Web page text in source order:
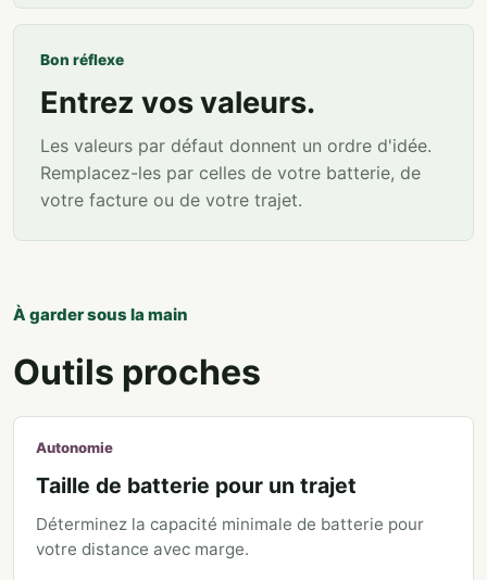
Bon réflexe
Entrez vos valeurs.
Les valeurs par défaut donnent un ordre d'idée.
Remplacez-les par celles de votre batterie, de
votre facture ou de votre trajet.
À garder sous la main
Outils proches
Autonomie
Taille de batterie pour un trajet
Déterminez la capacité minimale de batterie pour
votre distance avec marge.